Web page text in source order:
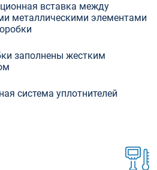
вставка между
металлическими элементами
заполнены жестким
система уплотнителей